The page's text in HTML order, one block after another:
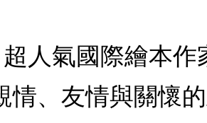
人氣國際繪本作
、友情與關懷